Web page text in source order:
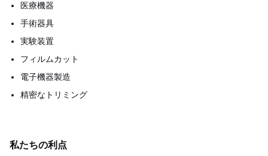
医療機器
手術器具
実験装置
フィルムカット
電子機器製造
精密なトリミング
私たちの利点